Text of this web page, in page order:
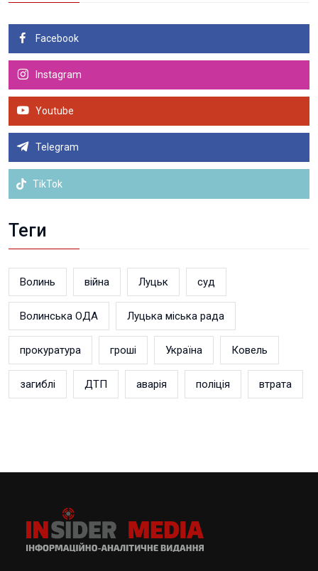
Facebook
Instagram
Youtube
Telegram
TikTok
Теги
Волинь війна Луцьк суд
Волинська ОДА Луцька міська рада
прокуратура гроші Україна Ковель
загиблі ДТП аварія поліція втрата